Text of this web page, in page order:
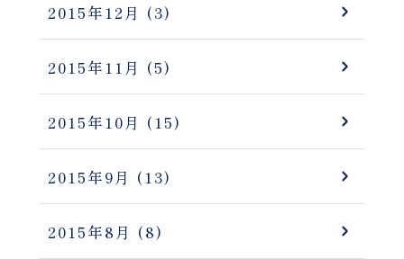
2015年12月 (3)
2015年11月 (5)
2015年10月 (15)
2015年9月 (13)
2015年8月 (8)